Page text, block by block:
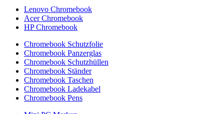
Lenovo Chromebook
Acer Chromebook
HP Chromebook
Chromebook Schutzfolie
Chromebook Panzerglas
Chromebook Schutzhüllen
Chromebook Ständer
Chromebook Taschen
Chromebook Ladekabel
Chromebook Pens